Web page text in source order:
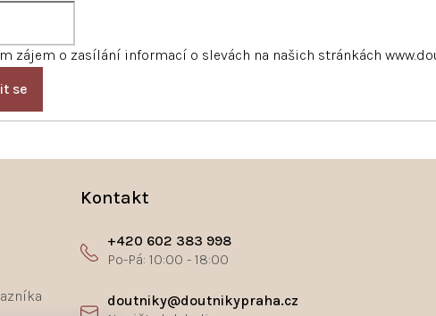
zájem o zasílání informací o slevách na našich stránkách
se
Kontakt
+420 602 383 998
doutniky@doutnikypraha.cz